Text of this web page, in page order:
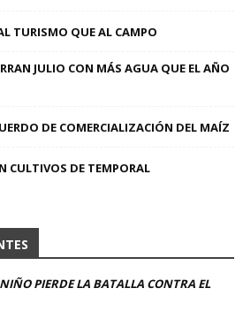
TURISMO QUE AL CAMPO
JULIO CON MÁS AGUA QUE EL AÑO
DE COMERCIALIZACIÓN DEL MAÍZ
CULTIVOS DE TEMPORAL
PIERDE LA BATALLA CONTRA EL